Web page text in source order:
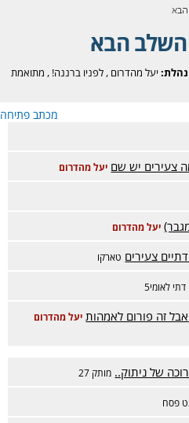
הבא
השלב הבא
יעל מהדרום ,לפניו ברננה! , מתואמת
מכתב פתיחה
צעירים יש שם יעל מהדרום
יעל מהדרום
צעירים טארקו
דתי לאומי5
זה פורום לאמהות יעל מהדרום
של ניתוק.. מותק 27
פסח